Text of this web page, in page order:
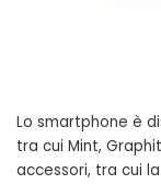
Lo smartphone è
tra cui Mint,
accessori, tra cui